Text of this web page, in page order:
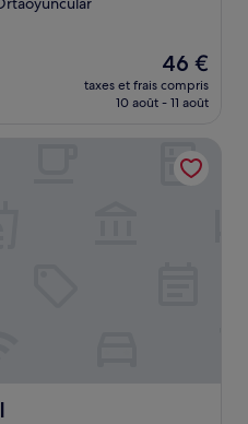
Le
nouveau
prix
de
46 €
46 €
taxes et frais compris
10 août - 11 août